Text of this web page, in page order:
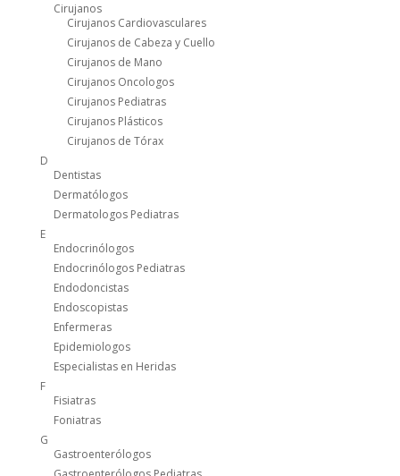
Cirujanos
Cirujanos Cardiovasculares
Cirujanos de Cabeza y Cuello
Cirujanos de Mano
Cirujanos Oncologos
Cirujanos Pediatras
Cirujanos Plásticos
Cirujanos de Tórax
D
Dentistas
Dermatólogos
Dermatologos Pediatras
E
Endocrinólogos
Endocrinólogos Pediatras
Endodoncistas
Endoscopistas
Enfermeras
Epidemiologos
Especialistas en Heridas
F
Fisiatras
Foniatras
G
Gastroenterólogos